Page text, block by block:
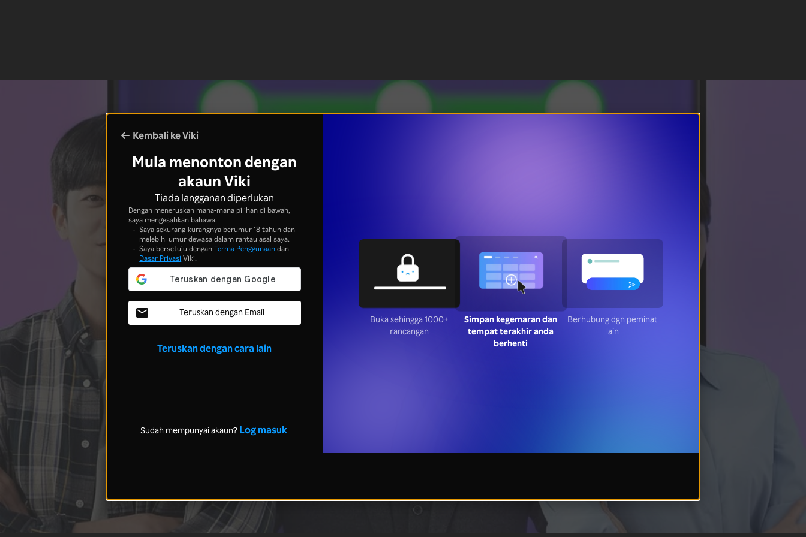
Kembali ke Viki
Mula menonton dengan
akaun Viki
Tiada langganan diperlukan
Dengan meneruskan mana-mana pilihan di bawah,
saya mengesahkan bahawa:
Saya sekurang-kurangnya berumur 18 tahun dan
melebihi umur dewasa dalam rantau asal saya.
Saya bersetuju denganTerma Penggunaandan
Dasar Privasi Viki.
Teruskan dengan Email
Teruskan dengan cara lain
Sudah mempunyai akaun? Log masuk
Buka sehingga 1000+
rancangan
Simpan kegemaran dan
tempat terakhir anda
berhenti
Berhubung dgn peminat
lain